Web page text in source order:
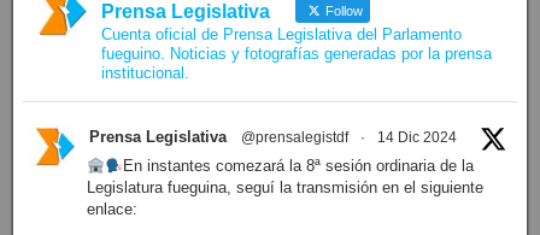
Prensa Legislativa Follow
Cuenta oficial de Prensa Legislativa del Parlamento
fueguino. Noticias y fotografías generadas por la prensa
institucional.
Prensa Legislativa @prensalegistdf · 14 Dic 2024
En instantes comezará la 8ª sesión ordinaria de la
Legislatura fueguina, seguí la transmisión en el siguiente
enlace: